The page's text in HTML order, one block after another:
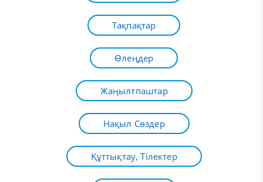
Тақпақтар
Өлеңдер
Жаңылтпаштар
Нақыл Сөздер
Құттықтау, Тілектер